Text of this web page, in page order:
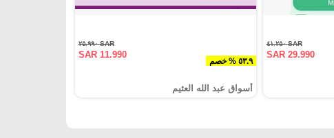
SAR ٤١.٢٥٠
SAR 29.990
٥٣.٩ % خصم
SAR ٢٥.٩٩٠
SAR 11.990
أسواق عبد الله العثيم